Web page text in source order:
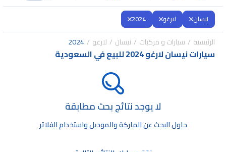
نيسان لارغو 2024
الرئيسية سيارات و مركبات نيسان لارغو 2024
سيارات نيسان لارغو 2024 للبيع في السعودية
لا يوجد نتائج بحث مطابقة
حاول البحث عن الماركة والموديل واستخدام الفلاتر